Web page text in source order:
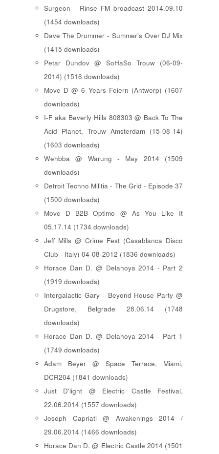
Surgeon - Rinse FM broadcast 2014.09.10
(1454 downloads)
Dave The Drummer - Summer's Over DJ Mix
(1415 downloads)
Petar Dundov @ SoHaSo Trouw (06-09-
2014) (1516 downloads)
Move D @ 6 Years Feiern (Antwerp) (1607
downloads)
I-F aka Beverly Hills 808303 @ Back To The
Acid Planet, Trouw Amsterdam (15-08-14)
(1603 downloads)
Wehbba @ Warung - May 2014 (1509
downloads)
Detroit Techno Militia - The Grid - Episode 37
(1500 downloads)
Move D B2B Optimo @ As You Like It
05.17.14 (1734 downloads)
Jeff Mills @ Crime Fest (Casablanca Disco
Club - Italy) 04-08-2012 (1836 downloads)
Horace Dan D. @ Delahoya 2014 - Part 2
(1919 downloads)
Intergalactic Gary - Beyond House Party @
Drugstore, Belgrade 28.06.14 (1748
downloads)
Horace Dan D. @ Delahoya 2014 - Part 1
(1749 downloads)
Adam Beyer @ Space Terrace, Miami,
DCR204 (1841 downloads)
Just D'light @ Electric Castle Festival,
22.06.2014 (1557 downloads)
Joseph Capriati @ Awakenings 2014 /
29.06.2014 (1466 downloads)
Horace Dan D. @ Electric Castle 2014 (1501